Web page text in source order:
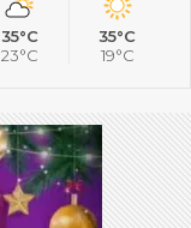
35°C
23°C
35°C
19°C